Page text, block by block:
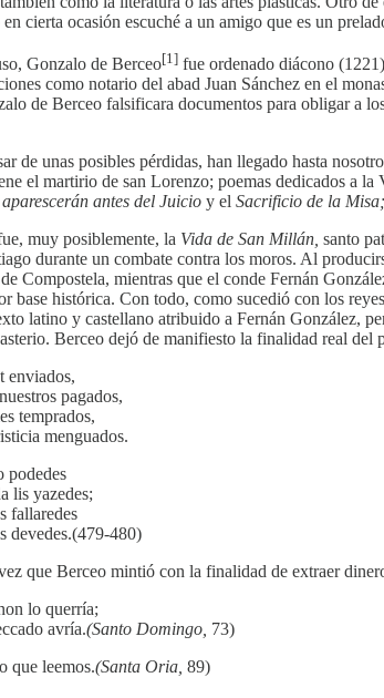
cierta ocasión escuché a un amigo que es un
Gonzalo de Berceo[1] fue ordenado diácono
como notario del abad Juan Sánchez en el
de Berceo falsificara documentos para obligar a
de unas posibles pérdidas, han llegado hasta
el martirio de san Lorenzo; poemas dedicados a
antes del Juicio y el Sacrificio de la Misa;
muy posiblemente, la Vida de San Millán, santo
durante un combate contra los moros. Al
Compostela, mientras que el conde Fernán
base histórica. Con todo, como sucedió con los
latino y castellano atribuido a Fernán González,
Berceo dejó de manifiesto la finalidad real
enviados,
pagados,
temprados,
menguados.
podedes
lis yazedes;
fallaredes
devedes.(479-480)
que Berceo mintió con la finalidad de extraer
lo querría;
avría.(Santo Domingo, 73)
que leemos.(Santa Oria, 89)